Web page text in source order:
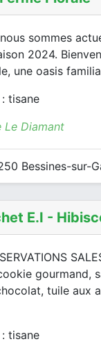
sommes
2024.
une oasis
: tisane
Le Diamant
Bessines-sur-
E.i -
gourmand,
tuile aux
: tisane